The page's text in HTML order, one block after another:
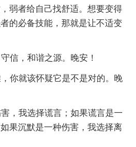
弱者给自己找舒适。想要变得
的必备技能，那就是让不适变
信，和谐之源。晚安！
你就该怀疑它是不是对的。晚
，我选择谎言；如果谎言是一
果沉默是一种伤害，我选择离